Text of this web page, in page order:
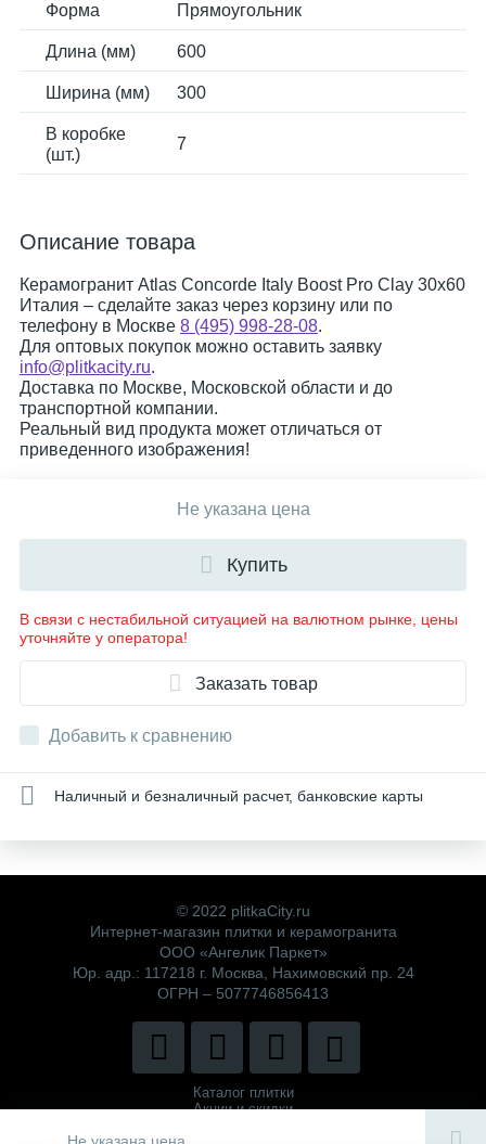
Форма Прямоугольник
Длина (мм) 600
Ширина (мм) 300
В коробке
(шт.)
7
Описание товара
Керамогранит Atlas Concorde Italy Boost Pro Clay 30x60
Италия – сделайте заказ через корзину или по
телефону в Москве 8 (495) 998-28-08.
Для оптовых покупок можно оставить заявку
info@plitkacity.ru.
Доставка по Москве, Московской области и до
транспортной компании.
Реальный вид продукта может отличаться от
приведенного изображения!
Не указана цена
Не указана цена
Купить
В связи с нестабильной ситуацией на валютном рынке, цены
уточняйте у оператора!
Заказать товар
Добавить к сравнению
Наличный и безналичный расчет, банковские карты
© 2022 plitkaCity.ru
Интернет-магазин плитки и керамогранита
ООО «Ангелик Паркет»
Юр. адр.: 117218 г. Москва, Нахимовский пр. 24
ОГРН – 5077746856413
Каталог плитки
Акции и скидки